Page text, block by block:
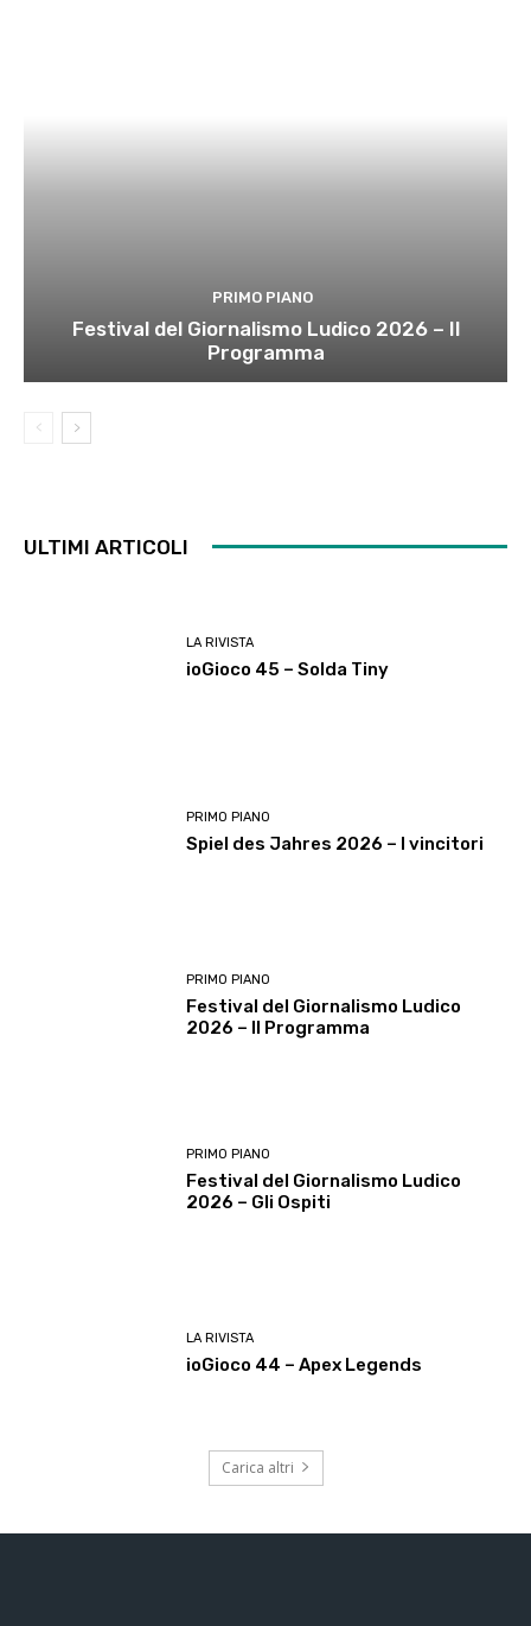
PRIMO PIANO
Festival del Giornalismo Ludico 2026 – Il
Programma
ULTIMI ARTICOLI
LA RIVISTA
ioGioco 45 – Solda Tiny
PRIMO PIANO
Spiel des Jahres 2026 – I vincitori
PRIMO PIANO
Festival del Giornalismo Ludico
2026 – Il Programma
PRIMO PIANO
Festival del Giornalismo Ludico
2026 – Gli Ospiti
LA RIVISTA
ioGioco 44 – Apex Legends
Carica altri